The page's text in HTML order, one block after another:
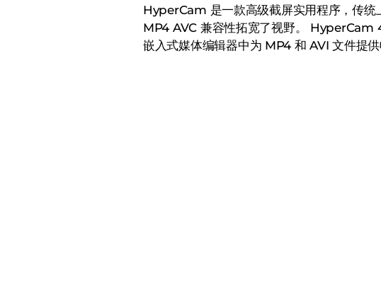
HyperCam 是一款高级截屏实用程序，传
MP4 AVC 兼容性拓宽了视野。 HyperCam
嵌入式媒体编辑器中为 MP4 和 AVI 文件提